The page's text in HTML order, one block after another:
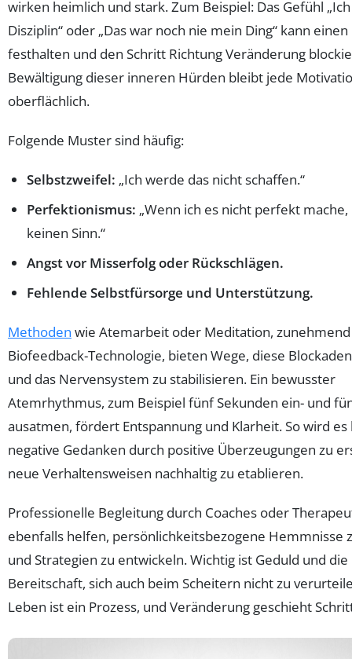
wirken heimlich und stark. Zum Beispiel: Das Gefühl
Disziplin“ oder „Das war noch nie mein Ding“ kann
festhalten und den Schritt Richtung Veränderung
Bewältigung dieser inneren Hürden bleibt jede
oberflächlich.
Folgende Muster sind häufig:
Selbstzweifel: „Ich werde das nicht schaffen.“
Perfektionismus: „Wenn ich es nicht perfekt mache,
keinen Sinn.“
Angst vor Misserfolg oder Rückschlägen.
Fehlende Selbstfürsorge und Unterstützung.
Methoden wie Atemarbeit oder Meditation,
Biofeedback-Technologie, bieten Wege, diese
und das Nervensystem zu stabilisieren. Ein bewusster
Atemrhythmus, zum Beispiel fünf Sekunden ein- und
ausatmen, fördert Entspannung und Klarheit. So wird
negative Gedanken durch positive Überzeugungen zu
neue Verhaltensweisen nachhaltig zu etablieren.
Professionelle Begleitung durch Coaches oder
ebenfalls helfen, persönlichkeitsbezogene Hemmnisse
und Strategien zu entwickeln. Wichtig ist Geduld und die
Bereitschaft, sich auch beim Scheitern nicht zu
Leben ist ein Prozess, und Veränderung geschieht